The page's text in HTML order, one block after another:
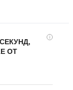
i
ОТ